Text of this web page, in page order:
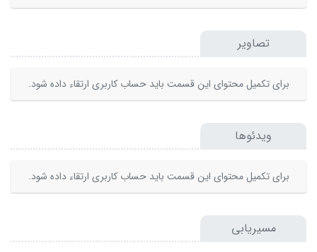
تصاویر
برای تکمیل محتوای این قسمت باید حساب کاربری ارتقاء داده شود.
ویدئوها
برای تکمیل محتوای این قسمت باید حساب کاربری ارتقاء داده شود.
مسیریابی